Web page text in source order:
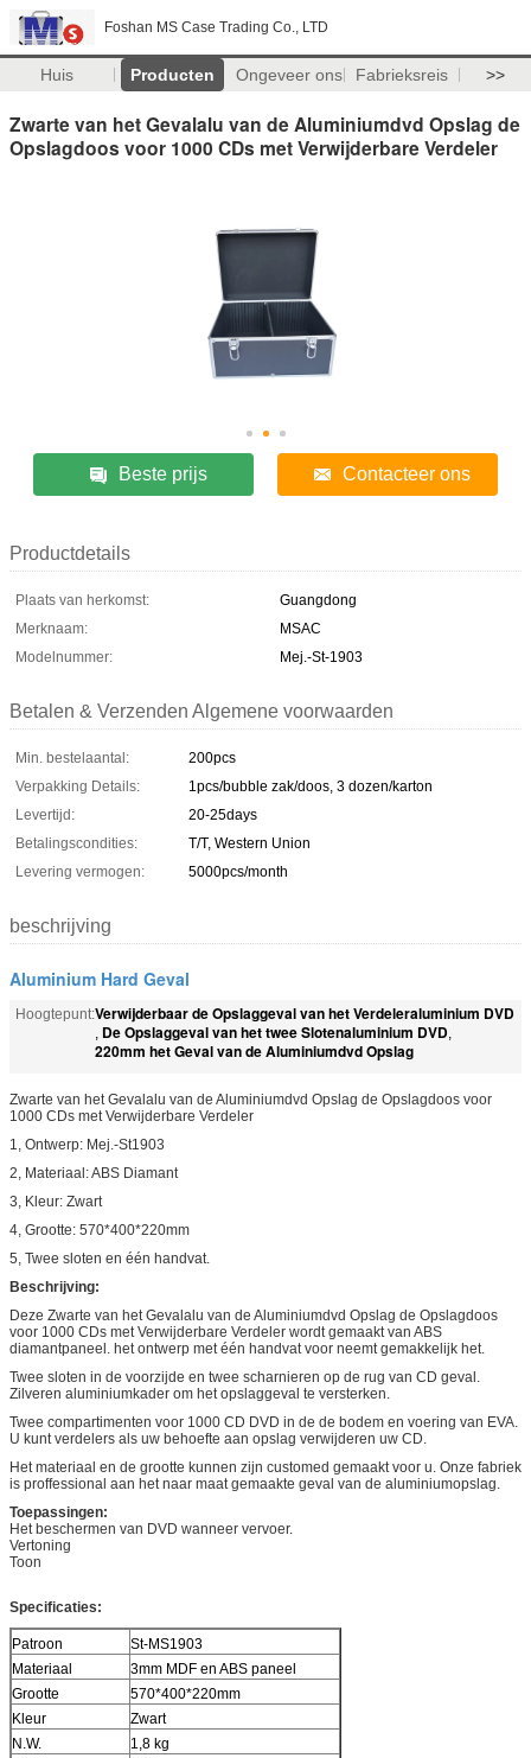
Foshan MS Case Trading Co., LTD
Huis Producten Ongeveer ons Fabrieksreis >>
Zwarte van het Gevalalu van de Aluminiumdvd Opslag de
Opslagdoos voor 1000 CDs met Verwijderbare Verdeler
Beste prijs Contacteer ons
Productdetails
Plaats van herkomst:
Guangdong
Merknaam:
MSAC
Modelnummer:
Mej.-St-1903
Betalen & Verzenden Algemene voorwaarden
Min. bestelaantal:
200pcs
Verpakking Details:
1pcs/bubble zak/doos, 3 dozen/karton
Levertijd:
20-25days
Betalingscondities:
T/T, Western Union
Levering vermogen:
5000pcs/month
beschrijving
Aluminium Hard Geval
Hoogtepunt:Verwijderbaar de Opslaggeval van het Verdeleraluminium DVD
, De Opslaggeval van het twee Slotenaluminium DVD,
220mm het Geval van de Aluminiumdvd Opslag
Zwarte van het Gevalalu van de Aluminiumdvd Opslag de Opslagdoos voor
1000 CDs met Verwijderbare Verdeler
1, Ontwerp: Mej.-St1903
2, Materiaal: ABS Diamant
3, Kleur: Zwart
4, Grootte: 570*400*220mm
5, Twee sloten en één handvat.
Beschrijving:
Deze Zwarte van het Gevalalu van de Aluminiumdvd Opslag de Opslagdoos
voor 1000 CDs met Verwijderbare Verdeler wordt gemaakt van ABS
diamantpaneel. het ontwerp met één handvat voor neemt gemakkelijk het.
Twee sloten in de voorzijde en twee scharnieren op de rug van CD geval.
Zilveren aluminiumkader om het opslaggeval te versterken.
Twee compartimenten voor 1000 CD DVD in de de bodem en voering van EVA.
U kunt verdelers als uw behoefte aan opslag verwijderen uw CD.
Het materiaal en de grootte kunnen zijn customed gemaakt voor u. Onze fabriek
is proffessional aan het naar maat gemaakte geval van de aluminiumopslag.
Toepassingen:
Het beschermen van DVD wanneer vervoer.
Vertoning
Toon
Specificaties:
Patroon
St-MS1903
Materiaal
3mm MDF en ABS paneel
Grootte
570*400*220mm
Kleur
Zwart
N.W.
1,8 kg